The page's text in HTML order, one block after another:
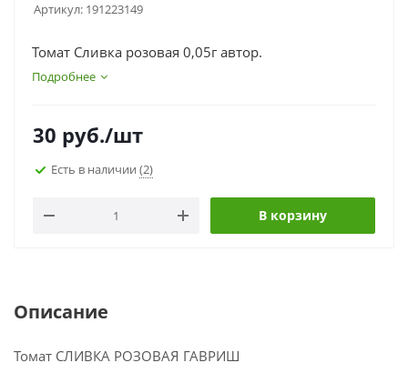
Артикул: 191223149
Томат Сливка розовая 0,05г автор.
Подробнее
30 руб./шт
Есть в наличии (2)
В корзину
Описание
Томат СЛИВКА РОЗОВАЯ ГАВРИШ